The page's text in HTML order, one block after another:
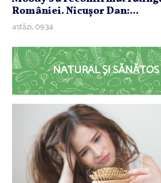
României. Nicuşor Dan:...
astăzi, 09:34
NATURAL ȘI SĂNĂTOS